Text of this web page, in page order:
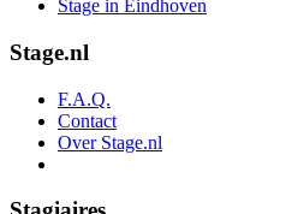
Stage in Eindhoven
Stage.nl
F.A.Q.
Contact
Over Stage.nl